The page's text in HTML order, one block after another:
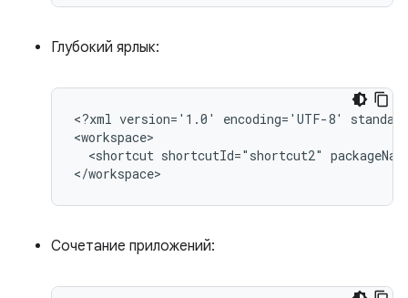
Глубокий ярлык:
<?xml version='1.0' encoding='UTF-8'
<shortcut shortcutId="shortcut2"
Сочетание приложений: